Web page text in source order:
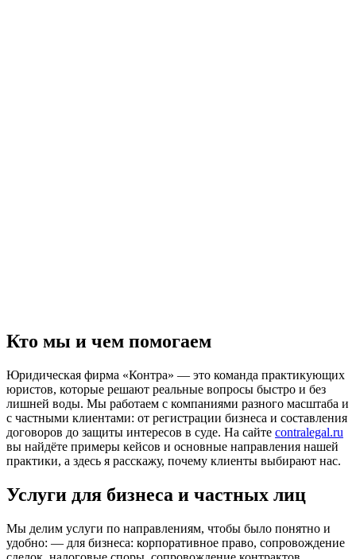
Кто мы и чем помогаем
Юридическая фирма «Контра» — это команда практикующих
юристов, которые решают реальные вопросы быстро и без
лишней воды. Мы работаем с компаниями разного масштаба и
с частными клиентами: от регистрации бизнеса и составления
договоров до защиты интересов в суде. На сайте contralegal.ru
вы найдёте примеры кейсов и основные направления нашей
практики, а здесь я расскажу, почему клиенты выбирают нас.
Услуги для бизнеса и частных лиц
Мы делим услуги по направлениям, чтобы было понятно и
удобно: — для бизнеса: корпоративное право, сопровождение